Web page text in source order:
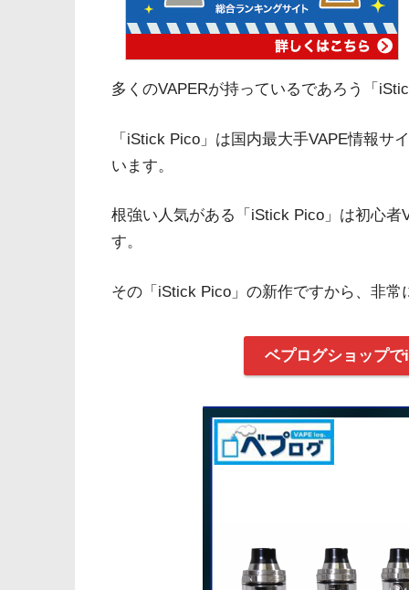
多くのVAPERが持っているであろう「
「iStick Pico」は国内最大手VAPE情報サ
います。
根強い人気がある「iStick Pico」は初心者
す。
その「iStick Pico」の新作ですから、非常
ベプログショップ